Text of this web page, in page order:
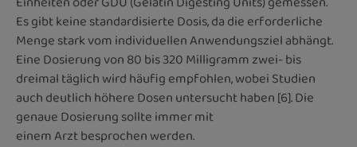
Es gibt keine standardisierte Dosis, da die erforderliche
Menge stark vom individuellen Anwendungsziel abhängt.
Eine Dosierung von 80 bis 320 Milligramm zwei- bis
dreimal täglich wird häufig empfohlen, wobei Studien
auch deutlich höhere Dosen untersucht haben [6]. Die
genaue Dosierung sollte immer mit
einem Arzt besprochen werden.